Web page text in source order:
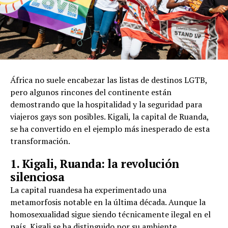
África no suele encabezar las listas de destinos LGTB,
pero algunos rincones del continente están
demostrando que la hospitalidad y la seguridad para
viajeros gays son posibles. Kigali, la capital de Ruanda,
se ha convertido en el ejemplo más inesperado de esta
transformación.
1. Kigali, Ruanda: la revolución
silenciosa
La capital ruandesa ha experimentado una
metamorfosis notable en la última década. Aunque la
homosexualidad sigue siendo técnicamente ilegal en el